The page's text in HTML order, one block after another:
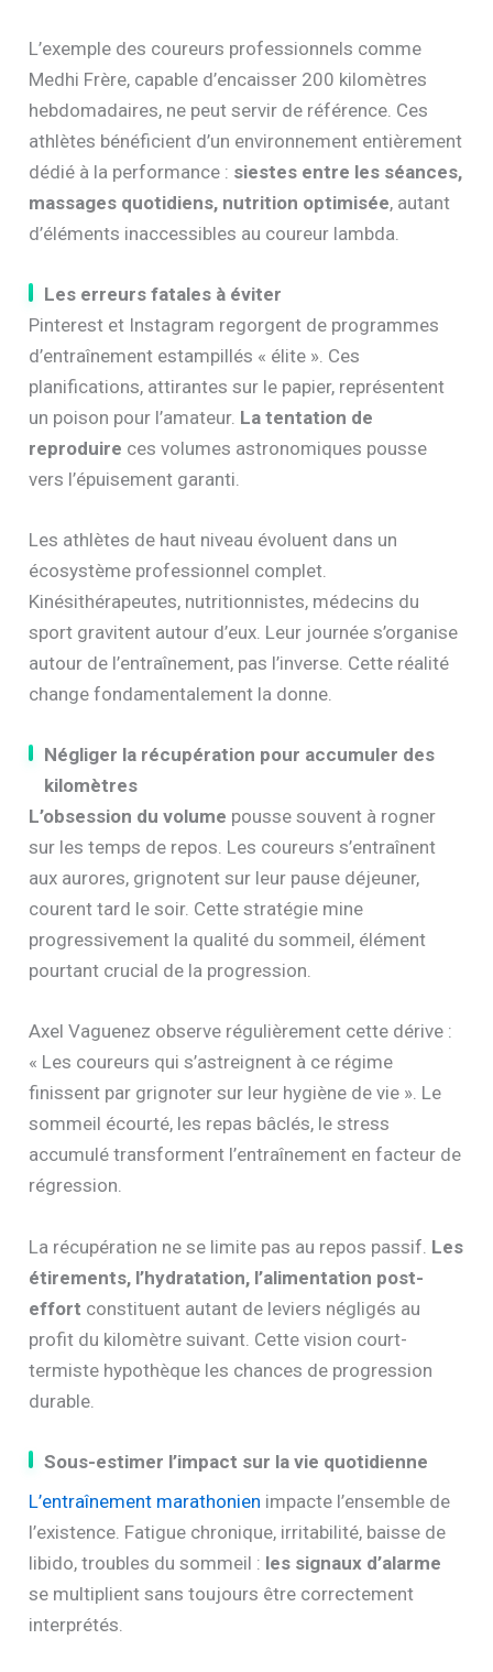
L’exemple des coureurs professionnels comme
Medhi Frère, capable d’encaisser 200 kilomètres
hebdomadaires, ne peut servir de référence. Ces
athlètes bénéficient d’un environnement entièrement
dédié à la performance : siestes entre les séances,
massages quotidiens, nutrition optimisée, autant
d’éléments inaccessibles au coureur lambda.
Les erreurs fatales à éviter
Pinterest et Instagram regorgent de programmes
d’entraînement estampillés « élite ». Ces
planifications, attirantes sur le papier, représentent
un poison pour l’amateur. La tentation de
reproduire ces volumes astronomiques pousse
vers l’épuisement garanti.
Les athlètes de haut niveau évoluent dans un
écosystème professionnel complet.
Kinésithérapeutes, nutritionnistes, médecins du
sport gravitent autour d’eux. Leur journée s’organise
autour de l’entraînement, pas l’inverse. Cette réalité
change fondamentalement la donne.
Négliger la récupération pour accumuler des
kilomètres
L’obsession du volume pousse souvent à rogner
sur les temps de repos. Les coureurs s’entraînent
aux aurores, grignotent sur leur pause déjeuner,
courent tard le soir. Cette stratégie mine
progressivement la qualité du sommeil, élément
pourtant crucial de la progression.
Axel Vaguenez observe régulièrement cette dérive :
« Les coureurs qui s’astreignent à ce régime
finissent par grignoter sur leur hygiène de vie ». Le
sommeil écourté, les repas bâclés, le stress
accumulé transforment l’entraînement en facteur de
régression.
La récupération ne se limite pas au repos passif. Les
étirements, l’hydratation, l’alimentation post-
effort constituent autant de leviers négligés au
profit du kilomètre suivant. Cette vision court-
termiste hypothèque les chances de progression
durable.
Sous-estimer l’impact sur la vie quotidienne
L’entraînement marathonien impacte l’ensemble de
l’existence. Fatigue chronique, irritabilité, baisse de
libido, troubles du sommeil : les signaux d’alarme
se multiplient sans toujours être correctement
interprétés.